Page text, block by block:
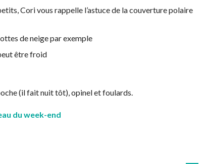
Cori vous rappelle l’astuce de la couverture polaire
de neige par exemple
être froid
(il fait nuit tôt), opinel et foulards.
du week-end